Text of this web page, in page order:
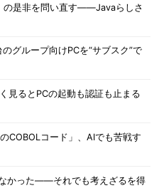
の是非を問い直す――Javaらしさ
グループ向けPCを“サブスク”で
るとPCの起動も認証も止まる
COBOLコード」、AIでも苦戦す
かった――それでも考えざるを得